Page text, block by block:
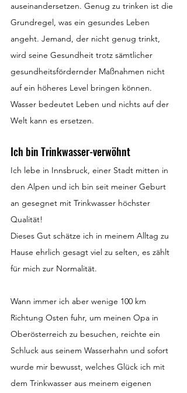
auseinandersetzen. Genug zu trinken ist die
Grundregel, was ein gesundes Leben
angeht. Jemand, der nicht genug trinkt,
wird seine Gesundheit trotz sämtlicher
gesundheitsfördernder Maßnahmen nicht
auf ein höheres Level bringen können.
Wasser bedeutet Leben und nichts auf der
Welt kann es ersetzen.
Ich bin Trinkwasser-verwöhnt
Ich lebe in Innsbruck, einer Stadt mitten in
den Alpen und ich bin seit meiner Geburt
an gesegnet mit Trinkwasser höchster
Qualität!
Dieses Gut schätze ich in meinem Alltag zu
Hause ehrlich gesagt viel zu selten, es zählt
für mich zur Normalität.
Wann immer ich aber wenige 100 km
Richtung Osten fuhr, um meinen Opa in
Oberösterreich zu besuchen, reichte ein
Schluck aus seinem Wasserhahn und sofort
wurde mir bewusst, welches Glück ich mit
dem Trinkwasser aus meinem eigenen